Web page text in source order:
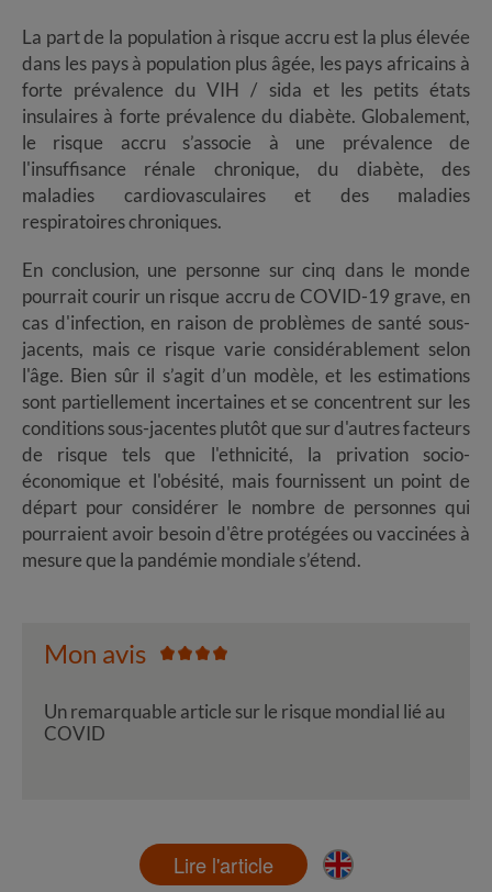
La part de la population à risque accru est la plus élevée
dans les pays à population plus âgée, les pays africains à
forte prévalence du VIH / sida et les petits états
insulaires à forte prévalence du diabète. Globalement,
le risque accru s’associe à une prévalence de
l'insuffisance rénale chronique, du diabète, des
maladies cardiovasculaires et des maladies
respiratoires chroniques.
En conclusion, une personne sur cinq dans le monde
pourrait courir un risque accru de COVID-19 grave, en
cas d'infection, en raison de problèmes de santé sous-
jacents, mais ce risque varie considérablement selon
l'âge. Bien sûr il s’agit d’un modèle, et les estimations
sont partiellement incertaines et se concentrent sur les
conditions sous-jacentes plutôt que sur d'autres facteurs
de risque tels que l'ethnicité, la privation socio-
économique et l'obésité, mais fournissent un point de
départ pour considérer le nombre de personnes qui
pourraient avoir besoin d'être protégées ou vaccinées à
mesure que la pandémie mondiale s’étend.
Mon avis
Un remarquable article sur le risque mondial lié au
COVID
Lire l'article